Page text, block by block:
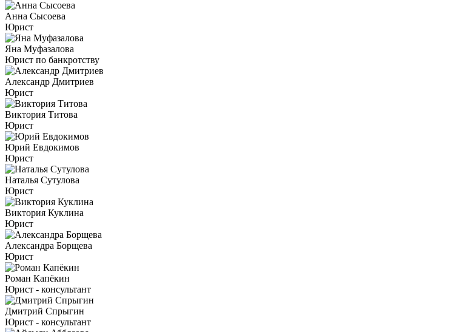
Анна Сысоева
Юрист
Яна Муфазалова
Юрист по банкротству
Александр Дмитриев
Юрист
Виктория Титова
Юрист
Юрий Евдокимов
Юрист
Наталья Сутулова
Юрист
Виктория Куклина
Юрист
Александра Борщева
Юрист
Роман Капёкин
Юрист - консультант
Дмитрий Спрыгин
Юрист - консультант